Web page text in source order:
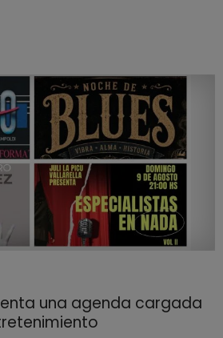
una agenda cargada